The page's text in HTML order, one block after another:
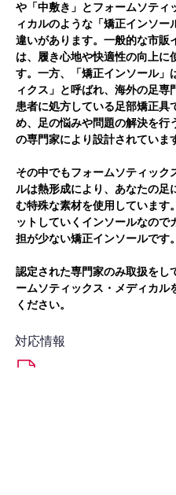
や「中敷き」とフォームソティ
ィカルのような「矯正インソー
違いがあります。一般的な市販
は、履き心地や快適性の向上に
す。一方、「矯正インソール」
ィクス」と呼ばれ、海外の足専
患者に処方している足部矯正具
め、足の悩みや問題の解決を行
の専門家により設計されていま
その中でもフォームソティック
ルは熱形成により、あなたの足
む特殊な素材を使用しています
ットしていくインソールなので
担が少ない矯正インソールです。
認定された専門家のみ取扱をし
ームソティックス・メディカル
ください。
対応情報